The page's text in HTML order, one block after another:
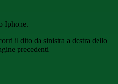
Iphone.
il dito da sinistra a destra dello
precedenti